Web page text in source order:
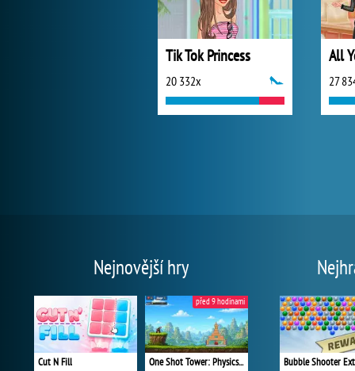
Tik Tok Princess
20 332x 27
Nejnovější hry
Cut N Fill One Shot Tower: Physics Destroyer
před 9 hodinami
Bubble Shooter